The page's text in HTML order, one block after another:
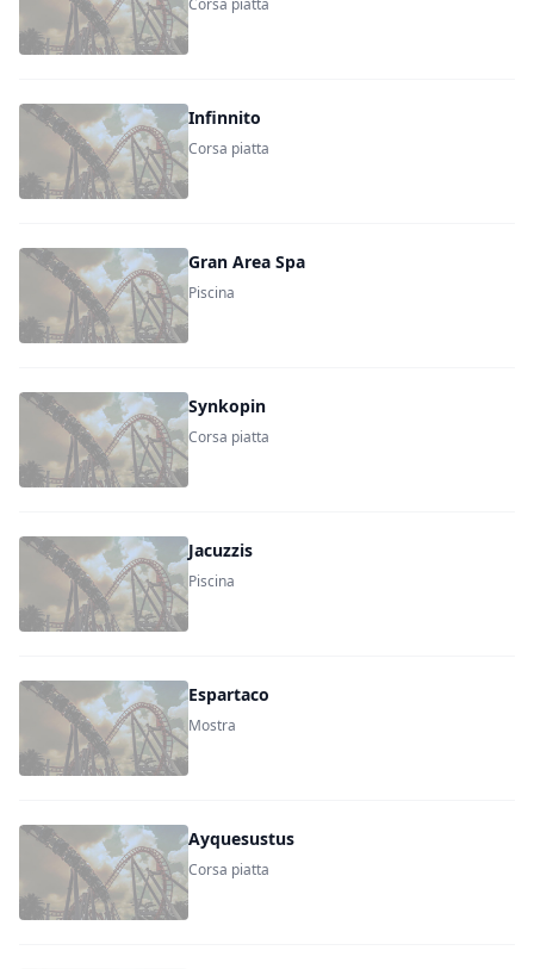
Corsa piatta
Infinnito
Corsa piatta
Gran Area Spa
Piscina
Synkopin
Corsa piatta
Jacuzzis
Piscina
Espartaco
Mostra
Ayquesustus
Corsa piatta